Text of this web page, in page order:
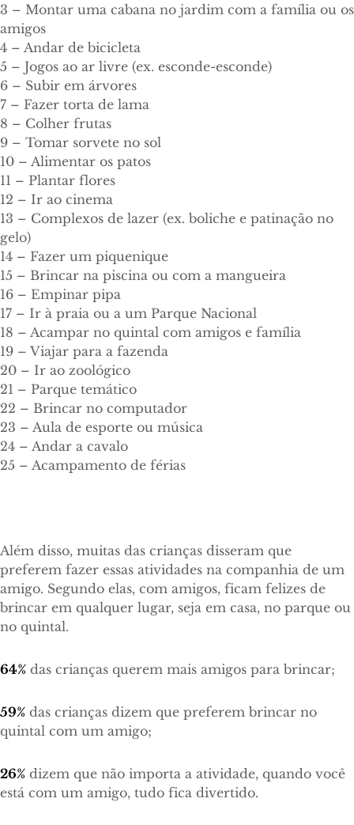
3 – Montar uma cabana no jardim com a família ou os
amigos
4 – Andar de bicicleta
5 – Jogos ao ar livre (ex. esconde-esconde)
6 – Subir em árvores
7 – Fazer torta de lama
8 – Colher frutas
9 – Tomar sorvete no sol
10 – Alimentar os patos
11 – Plantar flores
12 – Ir ao cinema
13 – Complexos de lazer (ex. boliche e patinação no
gelo)
14 – Fazer um piquenique
15 – Brincar na piscina ou com a mangueira
16 – Empinar pipa
17 – Ir à praia ou a um Parque Nacional
18 – Acampar no quintal com amigos e família
19 – Viajar para a fazenda
20 – Ir ao zoológico
21 – Parque temático
22 – Brincar no computador
23 – Aula de esporte ou música
24 – Andar a cavalo
25 – Acampamento de férias
Além disso, muitas das crianças disseram que
preferem fazer essas atividades na companhia de um
amigo. Segundo elas, com amigos, ficam felizes de
brincar em qualquer lugar, seja em casa, no parque ou
no quintal.
64% das crianças querem mais amigos para brincar;
59% das crianças dizem que preferem brincar no
quintal com um amigo;
26% dizem que não importa a atividade, quando você
está com um amigo, tudo fica divertido.